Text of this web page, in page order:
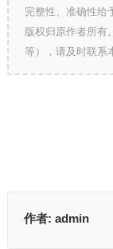
完整性、准确性给
版权归原作者所有
等），请及时联系
作者: admin